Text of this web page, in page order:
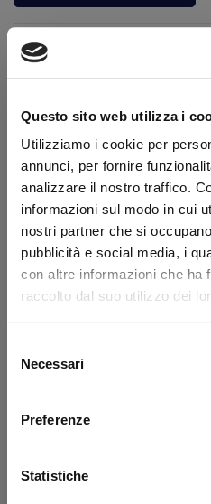
Questo sito web utilizza i
Utilizziamo i cookie per
annunci, per fornire
analizzare il nostro traffico.
informazioni sul modo in cui
nostri partner che si
pubblicità e social media, i
con altre informazioni che ha
raccolto dal suo utilizzo dei
delNecessari
Preferenze
Statistiche
Availability:
What they
business
Francesco Monetta
materials arrived
solve a problem!